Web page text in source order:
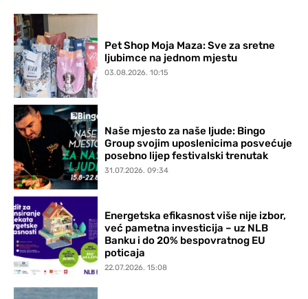
Pet Shop Moja Maza: Sve za sretne
ljubimce na jednom mjestu
03.08.2026. 10:15
Naše mjesto za naše ljude: Bingo
Group svojim uposlenicima posvećuje
posebno lijep festivalski trenutak
31.07.2026. 09:34
Energetska efikasnost više nije izbor,
već pametna investicija – uz NLB
Banku i do 20% bespovratnog EU
poticaja
22.07.2026. 15:08